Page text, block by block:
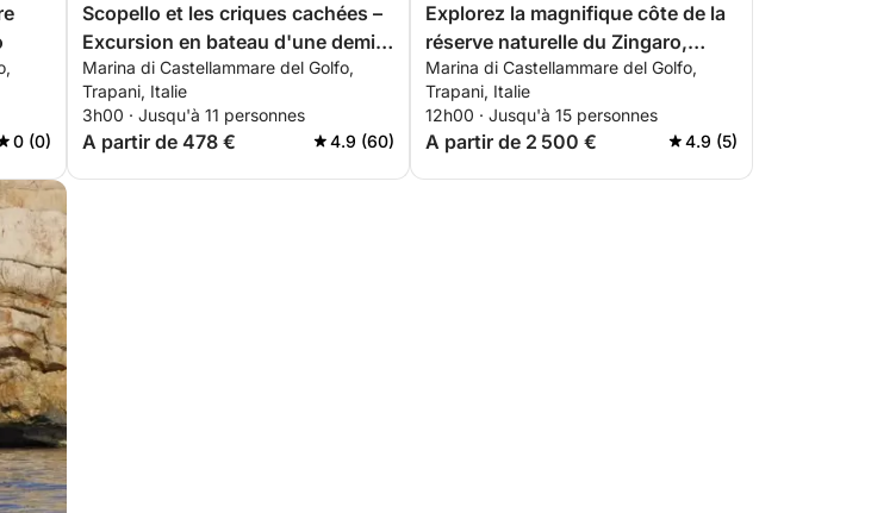
0 (0)
Scopello et les criques cachées –
Excursion en bateau d'une demi-
journée
Marina di Castellammare del Golfo,
Trapani, Italie
3h00 · Jusqu'à 11 personnes
A partir de 478 € 4.9 (60)
Explorez la magnifique côte de la
réserve naturelle du Zingaro,
Scopello, Castellammare del Golfo
ou Terrasini.
Marina di Castellammare del Golfo,
Trapani, Italie
12h00 · Jusqu'à 15 personnes
A partir de 2 500 € 4.9 (5)